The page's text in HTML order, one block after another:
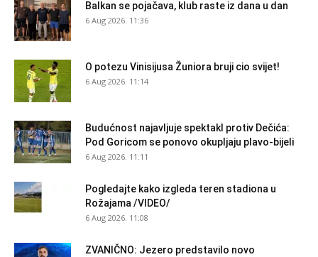
Balkan se pojačava, klub raste iz dana u dan
6 Aug 2026. 11:36
O potezu Vinisijusa Žuniora bruji cio svijet!
6 Aug 2026. 11:14
Budućnost najavljuje spektakl protiv Dečića:
Pod Goricom se ponovo okupljaju plavo-bijeli
6 Aug 2026. 11:11
Pogledajte kako izgleda teren stadiona u
Rožajama /VIDEO/
6 Aug 2026. 11:08
ZVANIČNO: Jezero predstavilo novo